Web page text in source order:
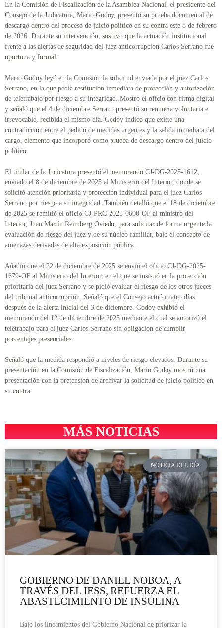
En la Comisión de Fiscalización de la Asamblea Nacional, el presidente del
Consejo de la Judicatura, Mario Godoy, presentó su prueba documental de
descargo dentro del proceso de juicio político en su contra este 8 de febrero
de 2026. Durante su intervención, sostuvo que la actuación institucional
frente a las alertas de seguridad del juez anticorrupción Carlos Serrano fue
oportuna y formal.
Mario Godoy leyó en la Comisión la solicitud enviada por el juez Carlos
Serrano, en la que pedía restitución inmediata de protección y autorización
de teletrabajo por riesgo a su integridad. Mostró el oficio con firma digital
y señaló que el 4 de diciembre Serrano presentó su renuncia voluntaria e
irrevocable, recibida el mismo día. Godoy indicó que existe una
contradicción entre el pedido de medidas urgentes y la salida inmediata del
cargo, elemento que incorporó como prueba de descargo dentro del juicio
político.
El titular de la Judicatura presentó el memorando CJ-DG-2025-1612,
enviado el 8 de diciembre de 2025 al Ministerio del Interior, donde se
solicitó atención prioritaria y protección individual para el juez Carlos
Serrano por riesgo a su integridad. También detalló que el 18 de diciembre
de 2025 se remitió el oficio CJ-PRC-2025-0600-OF al ministro del
Interior, Juan Martín Reimberg Oviedo, para solicitar de forma urgente la
evaluación de riesgo del juez y de su núcleo familiar, bajo el concepto de
amenazas derivadas de alta exposición pública.
Añadió que el 22 de diciembre de 2025 se envió el oficio CJ-DG-2025-
1679-OF al Ministerio del Interior, en el que se insistió en la protección
prioritaria del juez Serrano y se pidió evaluar el riesgo de los otros jueces
del tribunal anticorrupción. Señaló que el Consejo actuó cuatro días
después de la alerta inicial del 3 de diciembre. Godoy exhibió el
memorando del 12 de diciembre de 2025 mediante el cual se autorizó el
teletrabajo para el juez Carlos Serrano sin obligación de cumplir
porcentajes presenciales.
Señaló que la medida respondió a niveles de riesgo elevados. Durante su
presentación en la Comisión de Fiscalización, Mario Godoy mostró una
presentación con la pretensión de archivar la solicitud de juicio político en
su contra.
MÁS NOTICIAS
NOTICIA DEL DÍA
GOBIERNO DE DANIEL NOBOA, A
TRAVÉS DEL IESS, REFUERZA EL
ABASTECIMIENTO DE INSULINA
Bajo los lineamientos del Gobierno Nacional de priorizar la